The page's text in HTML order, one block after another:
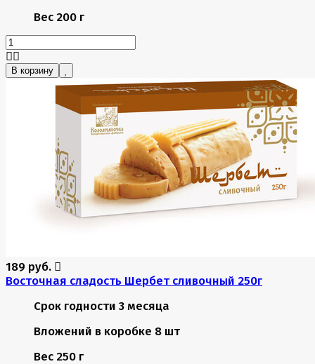
Вес 200 г
В корзину
189 руб.
Восточная сладость Шербет сливочный 250г
Срок годности 3 месяца
Вложений в коробке 8 шт
Вес 250 г